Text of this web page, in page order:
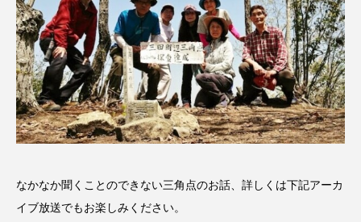
カンヌ国際映画祭 カーテンコールの灯
ガーデニングラジオ キム・へヨン
キング・オブ・キングス クラファン
クリスマス クロエ・ジャオ グリム兄弟
ケネス・ブラナー ゲスト
なかなか聞くことのできない三角点のお話、詳しくは下記アーカ
イブ放送でもお楽しみください。